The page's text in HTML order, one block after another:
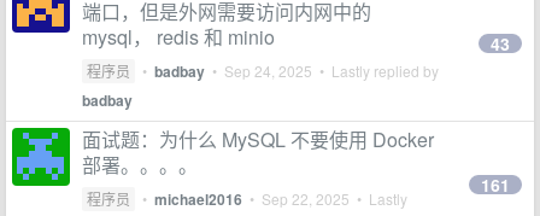
端口，但是外网需要访问内网中的
mysql， redis 和 minio
程序员 • badbay • Sep 24, 2025 • Lastly replied by
badbay
43
面试题：为什么 MySQL 不要使用 Docker
部署。。。。
程序员 • michael2016 • Sep 22, 2025 • Lastly
161